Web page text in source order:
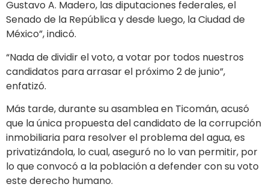
Gustavo A. Madero, las diputaciones federales, el
Senado de la República y desde luego, la Ciudad de
México”, indicó.
“Nada de dividir el voto, a votar por todos nuestros
candidatos para arrasar el próximo 2 de junio”,
enfatizó.
Más tarde, durante su asamblea en Ticomán, acusó
que la única propuesta del candidato de la corrupción
inmobiliaria para resolver el problema del agua, es
privatizándola, lo cual, aseguró no lo van permitir, por
lo que convocó a la población a defender con su voto
este derecho humano.